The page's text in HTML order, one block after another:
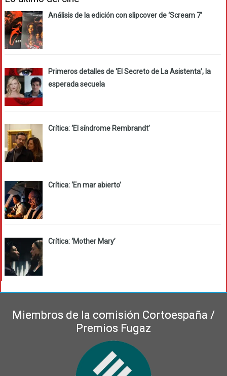
Análisis de la edición con slipcover de ‘Scream 7’
Primeros detalles de ‘El Secreto de La Asistenta’, la
esperada secuela
Crítica: ‘El síndrome Rembrandt’
Crítica: ‘En mar abierto’
Crítica: ‘Mother Mary’
Miembros de la comisión Cortoespaña /
Premios Fugaz